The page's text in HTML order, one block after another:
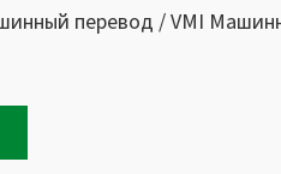
перевод / VMI